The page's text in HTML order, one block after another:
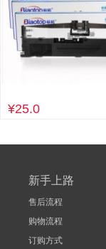
¥25.0
新手上路
售后流程
购物流程
订购方式